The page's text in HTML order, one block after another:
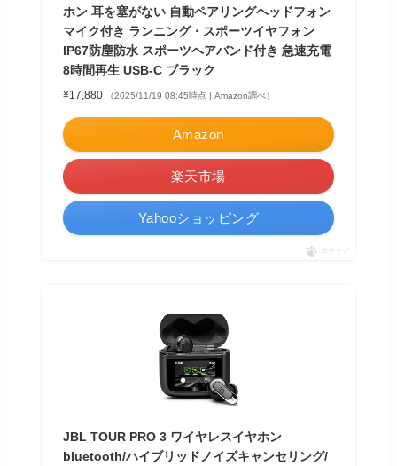
ホン 耳を塞がない 自動ペアリングヘッドフォン
マイク付き ランニング・スポーツイヤフォン
IP67防塵防水 スポーツヘアバンド付き 急速充電
8時間再生 USB-C ブラック
¥17,880 （2025/11/19 08:45時点 | Amazon調べ）
Amazon
楽天市場
Yahooショッピング
ポチップ
JBL TOUR PRO 3 ワイヤレスイヤホン
bluetooth/ハイブリッドノイズキャンセリング/